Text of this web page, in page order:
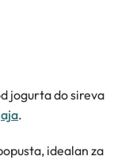
jogurta do sireva
.
idealan za